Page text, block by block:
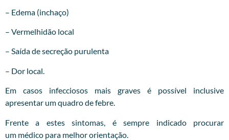
– Edema (inchaço)
– Vermelhidão local
– Saída de secreção purulenta
– Dor local.
Em casos infecciosos mais graves é possível inclusive
apresentar um quadro de febre.
Frente a estes sintomas, é sempre indicado procurar
um médico para melhor orientação.